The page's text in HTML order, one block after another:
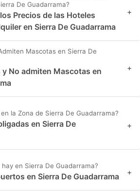
De Guadarrama?
Precios de las Hoteles
en Sierra De Guadarrama
+
Mascotas en Sierra De
No admiten Mascotas en
+
la Zona de Sierra De Guadarrama?
en Sierra De
+
en Sierra De Guadarrama?
en Sierra De Guadarrama +